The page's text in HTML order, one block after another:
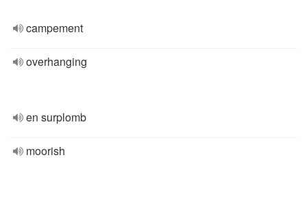
campement
overhanging
en surplomb
moorish